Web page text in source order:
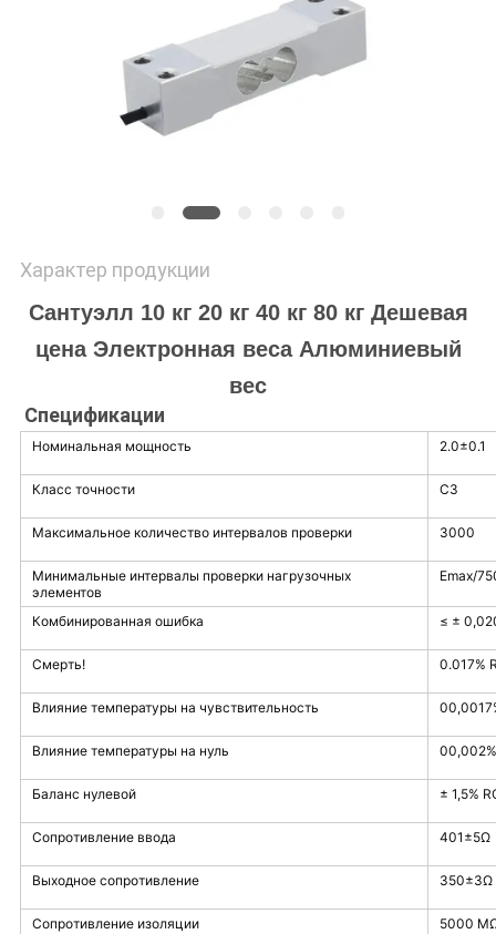
Характер продукции
Сантуэлл 10 кг 20 кг 40 кг 80 кг Дешевая
цена Электронная веса Алюминиевый
вес
Спецификации
Номинальная мощность 2.0±0.1
Класс точности C3
Максимальное количество интервалов проверки 3000
Минимальные интервалы проверки нагрузочных
элементов
Emax/
Комбинированная ошибка ≤ ±
Смерть! 0.017%
Влияние температуры на чувствительность
Влияние температуры на нуль
Баланс нулевой ± 1,5%
Сопротивление ввода 401±5Ω
Выходное сопротивление 350±3Ω
Сопротивление изоляции 5000